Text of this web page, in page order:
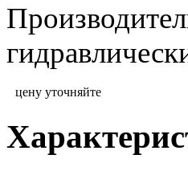
цену уточняйте